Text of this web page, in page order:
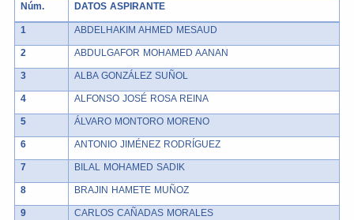
Núm. DATOS ASPIRANTE
1 ABDELHAKIM AHMED MESAUD
2 ABDULGAFOR MOHAMED AANAN
3 ALBA GONZÁLEZ SUÑOL
4 ALFONSO JOSÉ ROSA REINA
5 ÁLVARO MONTORO MORENO
6 ANTONIO JIMÉNEZ RODRÍGUEZ
7 BILAL MOHAMED SADIK
8 BRAJIN HAMETE MUÑOZ
9 CARLOS CAÑADAS MORALES